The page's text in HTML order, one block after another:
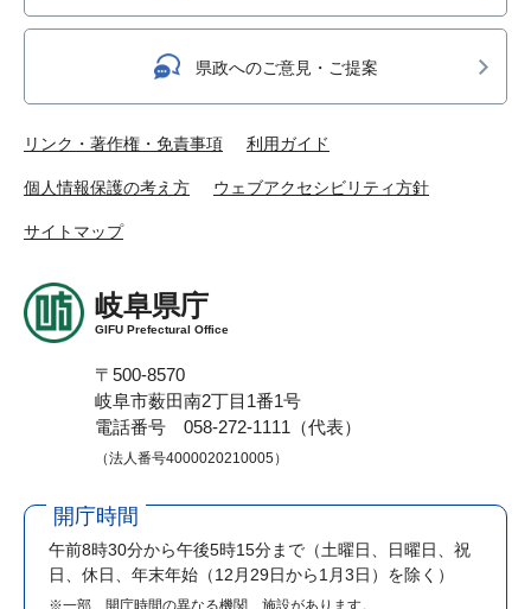
県政へのご意見・ご提案
リンク・著作権・免責事項 利用ガイド
個人情報保護の考え方 ウェブアクセシビリティ方針
サイトマップ
岐阜県庁
GIFU Prefectural Office
〒500-8570
岐阜市薮田南2丁目1番1号
電話番号 058-272-1111（代表）
（法人番号4000020210005）
開庁時間
午前8時30分から午後5時15分まで （土曜日、日曜日、祝
日、休日、年末年始（12月29日から1月3日）を除く）
※一部、開庁時間の異なる機関、施設があります。